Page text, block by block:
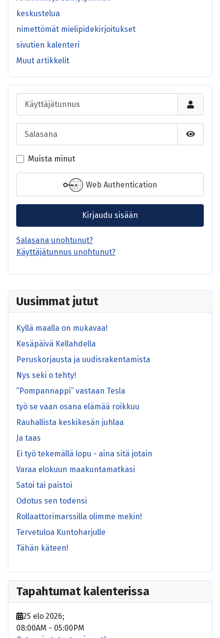
Uusimmat jutut
Kyllä maalla on mukavaa!
Kesäpäivä Kellahdella
Peruskorjausta ja uudisrakentamista
Nys seki o tehty!
”Pompannappi” vastaan Tesla
työ se vaan osana elämää roikkuu
Rauhallista keskikesän juhlaa
Ja taas
Ei työ tekemällä lopu - aina sitä jotain
Varaa elokuun maakuntamatkasi
Satoi tai paistoi
Odotus sen todensi
Rollaattorimarssilla olimme mekin!
Tervetuloa Kuntoharjulle
Tähän käteen!
Tapahtumat kalenterissa
25 elo 2026;
08:00AM - 05:00PM
keskustelua
nimettömät mielipidekirjoitukset
sivutien kalenteri
Muut artikkelit
Käyttäjätunnus
Salasana
Näytä
Muista minut
Web Authentication
Kirjaudu sisään
Salasana unohtunut?
Käyttäjätunnus unohtunut?